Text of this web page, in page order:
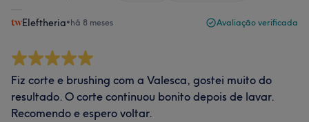
Eleftheria•há 8 meses Avaliação verificada
Fiz corte e brushing com a Valesca, gostei muito do
resultado. O corte continuou bonito depois de lavar.
Recomendo e espero voltar.